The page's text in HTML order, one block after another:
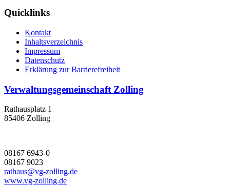
Quicklinks
Kontakt
Inhaltsverzeichnis
Impressum
Datenschutz
Erklärung zur Barrierefreiheit
Verwaltungsgemeinschaft Zolling
Rathausplatz 1
85406 Zolling
08167 6943-0
08167 9023
rathaus@vg-zolling.de
www.vg-zolling.de